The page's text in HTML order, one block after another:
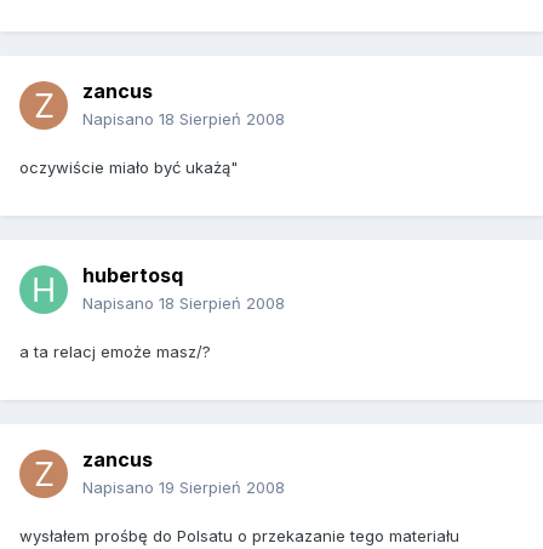
zancus
Napisano 18 Sierpień 2008
oczywiście miało być ukażą"
hubertosq
Napisano 18 Sierpień 2008
a ta relacj emoże masz/?
zancus
Napisano 19 Sierpień 2008
wysłałem prośbę do Polsatu o przekazanie tego materiału